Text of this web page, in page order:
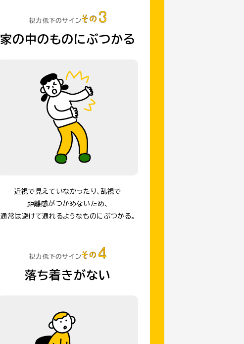
視力低下のサイン
家の中のものにぶつかる
近視で見えていなかったり、乱視で
距離感がつかめないため、
通常は避けて通れるようなものにぶつかる。
視力低下のサイン
落ち着きがない